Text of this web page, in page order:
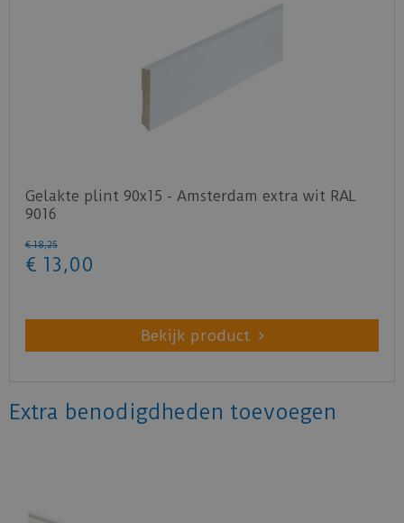
Gelakte plint 90x15 - Amsterdam extra wit RAL
9016
€ 18,25
€ 13 ,00
Bekijk product
Extra benodigdheden toevoegen